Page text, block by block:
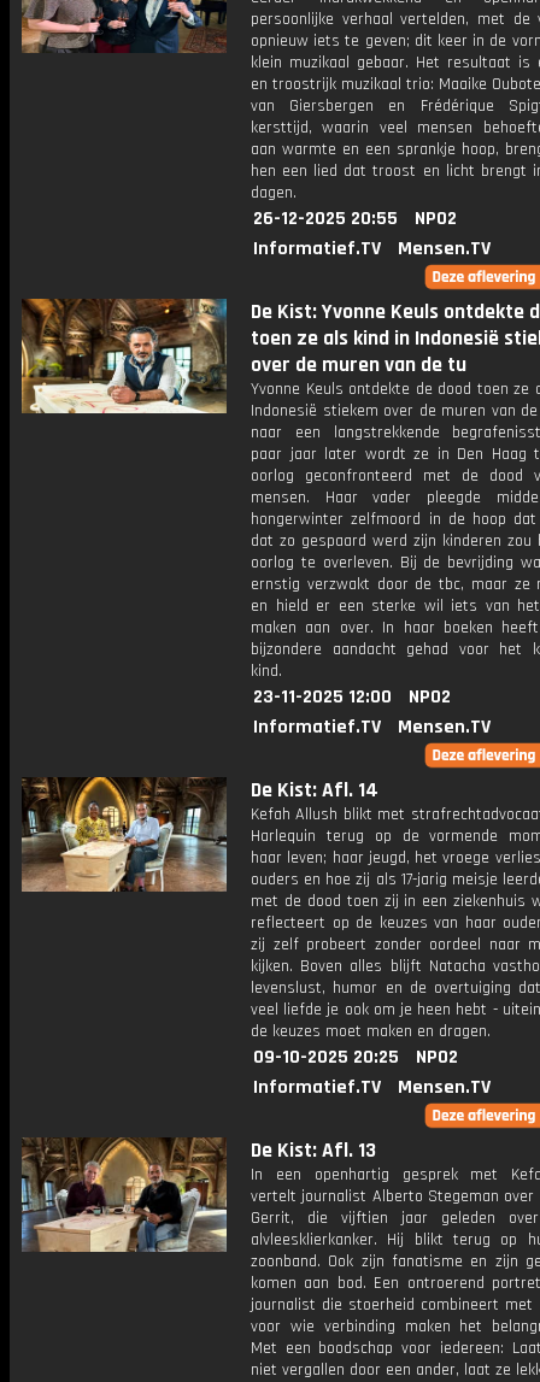
persoonlijke verhaal vertelden, met de
opnieuw iets te geven; dit keer in de
klein muzikaal gebaar. Het resultaat is
en troostrijk muzikaal trio: Maaike
van Giersbergen en Frédérique
kersttijd, waarin veel mensen
aan warmte en een sprankje hoop,
hen een lied dat troost en licht brengt
dagen.
26-12-2025 20:55
NPO2
Informatief.TV
Mensen.TV
De Kist: Yvonne Keuls ontdekte
toen ze als kind in Indonesië
over de muren van de tu
Yvonne Keuls ontdekte de dood toen ze
Indonesië stiekem over de muren van
naar een langstrekkende
paar jaar later wordt ze in Den Haag
oorlog geconfronteerd met de dood
mensen. Haar vader pleegde
hongerwinter zelfmoord in de hoop
dat zo gespaard werd zijn kinderen zou
oorlog te overleven. Bij de bevrijding
ernstig verzwakt door de tbc, maar ze
en hield er een sterke wil iets van
maken aan over. In haar boeken
bijzondere aandacht gehad voor het
kind.
23-11-2025 12:00
NPO2
Informatief.TV
Mensen.TV
De Kist: Afl. 14
Kefah Allush blikt met
Harlequin terug op de vormende
haar leven; haar jeugd, het vroege
ouders en hoe zij als 17-jarig meisje
met de dood toen zij in een ziekenhuis
reflecteert op de keuzes van haar
zij zelf probeert zonder oordeel naar
kijken. Boven alles blijft Natacha
levenslust, humor en de overtuiging
veel liefde je ook om je heen hebt -
de keuzes moet maken en dragen.
09-10-2025 20:25
NPO2
Informatief.TV
Mensen.TV
De Kist: Afl. 13
In een openhartig gesprek met
vertelt journalist Alberto Stegeman over
Gerrit, die vijftien jaar geleden
alvleesklierkanker. Hij blikt terug op
zoonband. Ook zijn fanatisme en zijn
komen aan bod. Een ontroerend
journalist die stoerheid combineert met
voor wie verbinding maken het
Met een boodschap voor iedereen:
niet vergallen door een ander, laat ze